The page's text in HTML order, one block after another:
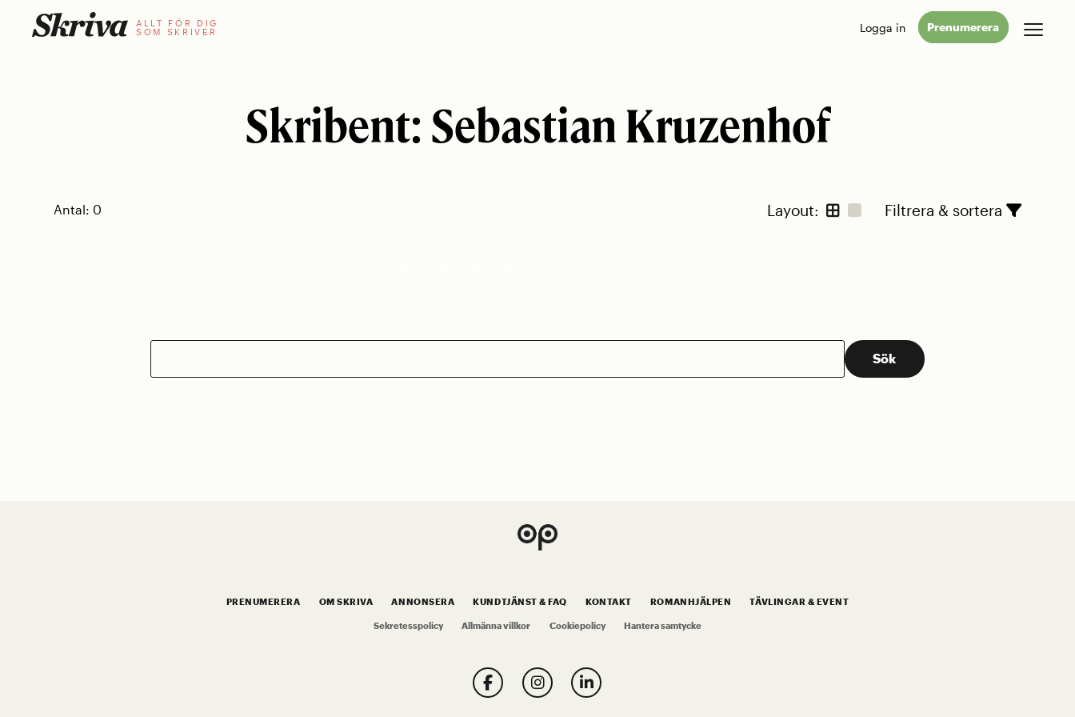
ALLT FÖR DIG
SOM SKRIVER
Logga in Prenumerera
Skribent:Sebastian Kruzenhof
Antal: 0 Layout: Filtrera & sortera
efter:
Sök
PRENUMERERA OM SKRIVA ANNONSERA KUNDTJÄNST & FAQ KONTAKT ROMANHJÄLPEN TÄVLINGAR & EVENT
Sekretesspolicy Allmänna villkor Cookiepolicy Hantera samtycke